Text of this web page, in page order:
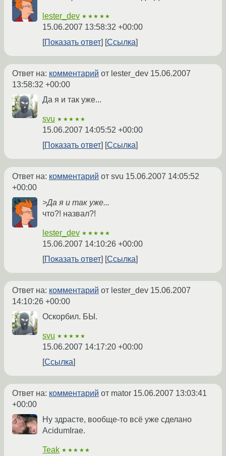
lester_dev ★★★★★
15.06.2007 13:58:32 +00:00
Показать ответ
Ссылка
Ответ на: комментарий от lester_dev 15.06.2007
13:58:32 +00:00
Да я и так уже...
svu ★★★★★
15.06.2007 14:05:52 +00:00
Показать ответ
Ссылка
Ответ на: комментарий от svu 15.06.2007 14:05:52
+00:00
>Да я и так уже...
что?! назвал?!
lester_dev ★★★★★
15.06.2007 14:10:26 +00:00
Показать ответ
Ссылка
Ответ на: комментарий от lester_dev 15.06.2007
14:10:26 +00:00
Оскорбил. БЫ.
svu ★★★★★
15.06.2007 14:17:20 +00:00
Ссылка
Ответ на: комментарий от mator 15.06.2007 13:03:41
+00:00
Ну здрасте, вообще-то всё уже сделано
AcidumIrae.
Teak ★★★★★